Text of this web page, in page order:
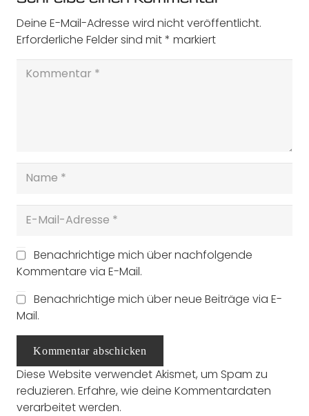
Deine E-Mail-Adresse wird nicht veröffentlicht.
Erforderliche Felder sind mit* markiert
Benachrichtige mich über nachfolgende
Kommentare via E-Mail.
Benachrichtige mich über neue Beiträge via E-
Mail.
Kommentar abschicken
Diese Website verwendet Akismet, um Spam zu
reduzieren. Erfahre, wie deine Kommentardaten
verarbeitet werden.